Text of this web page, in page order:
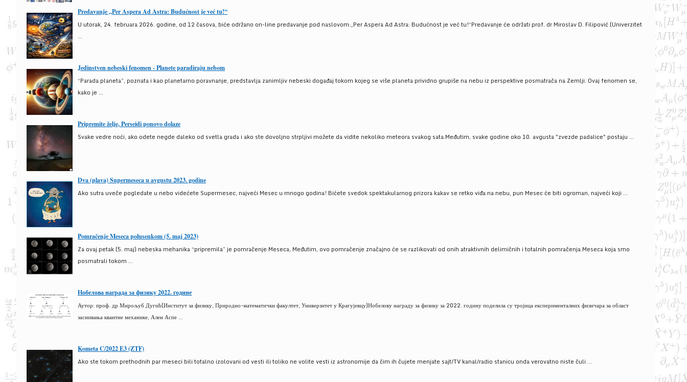
Predavanje „Per Aspera Ad Astra: Budućnost je već tu!“
U utorak, 24. februara 2026. godine, od 12 časova, biće održano on-line predavanje pod naslovom:„Per Aspera Ad Astra: Budućnost je već tu!“Predavanje će održati prof. dr Miroslav D. Filipović (Univerzitet
...
Jedinstven nebeski fenomen - Planete paradiraju nebom
“Parada planeta”, poznata i kao planetarno poravnanje, predstavlja zanimljiv nebeski događaj tokom kojeg se više planeta prividno grupiše na nebu iz perspektive posmatrača na Zemlji. Ovaj fenomen se,
kako je ...
Pripremite želje, Perseidi ponovo dolaze
Svake vedre noći, ako odete negde daleko od svetla grada i ako ste dovoljno strpljivi možete da vidite nekoliko meteora svakog sata.Međutim, svake godine oko 10. avgusta "zvezde padalice" postaju ...
Dva (plava) Supermeseca u avgustu 2023. godine
Ako sutra uveče pogledate u nebo videćete Supermesec, najveći Mesec u mnogo godina! Bićete svedok spektakularnog prizora kakav se retko viđa na nebu, pun Mesec će biti ogroman, najveći koji ...
Pomračenje Meseca polusenkom (5. maj 2023)
Za ovaj petak (5. maj) nebeska mehanika “pripremila” je pomračenje Meseca, Međutim, ovo pomračenje značajno će se razlikovati od onih atraktivnih delimičnih i totalnih pomračenja Meseca koja smo
posmatrali tokom ...
Нобелова награда за физику 2022. године
Аутор: проф. др Мирољуб Дугић(Институт за физику, Природно-математички факултет, Универзитет у Крагујевцу)Нобелову награду за физику за 2022. годину поделила су тројица експерименталних физичара за област
заснивања квантне механике, Ален Аспе ...
Kometa C/2022 E3 (ZTF)
Ako ste tokom prethodnih par meseci bili totalno izolovani od vesti ili toliko ne volite vesti iz astronomije da čim ih čujete menjate sajt/TV kanal/radio stanicu onda verovatno niste čuli ...